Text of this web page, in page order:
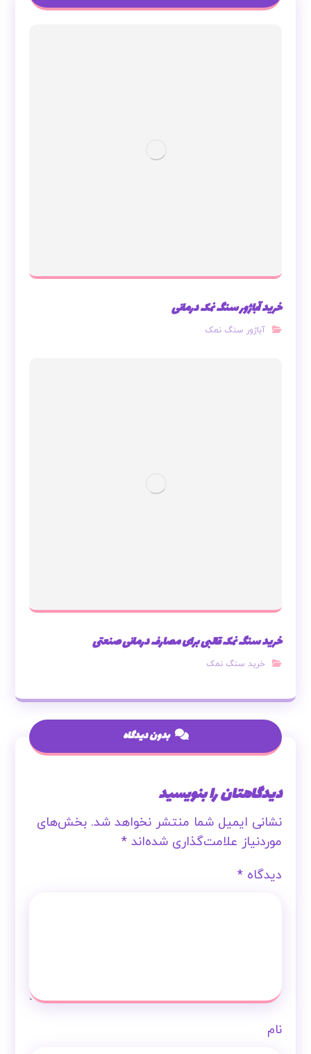
خرید آباژور سنگ نمک درمانی
آباژور سنگ نمک
خرید سنگ نمک قالبی برای مصارف درمانی صنعتی
خرید سنگ نمک
بدون دیدگاه
دیدگاهتان را بنویسید
نشانی ایمیل شما منتشر نخواهد شد. بخش‌های
موردنیاز علامت‌گذاری شده‌اند*
دیدگاه*
نام